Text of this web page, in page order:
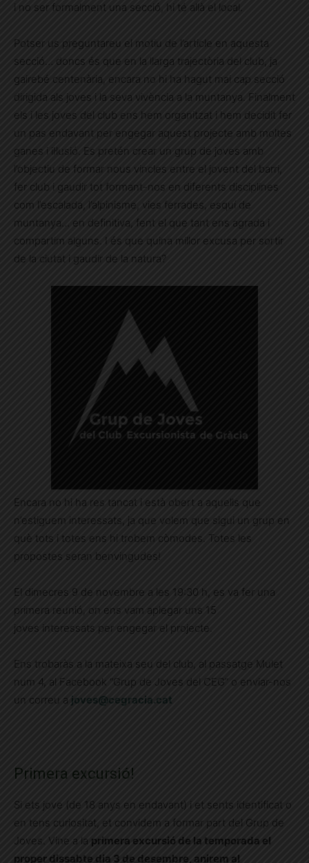
i no ser formalment una secció, hi té allà el local.
Potser us preguntareu el motiu de l’article en aquesta
secció… doncs és que en la llarga trajectòria del club, ja
gairebé centenària, encara no hi ha hagut mai cap secció
dirigida als joves i la seva vivència a la muntanya. Finalment
els i les joves del club ens hem organitzat i hem decidit fer
un pas endavant per engegar aquest projecte amb moltes
ganes i il·lusió. Es pretén crear un grup de joves amb
l’objectiu de formar nous vincles entre el jovent del barri,
fer club i gaudir tot formant-nos en diferents disciplines
com l’escalada, l’alpinisme, vies ferrades, esquí de
muntanya… en definitiva, fent el que tant ens agrada i
compartim alguns. I és que quina millor excusa per sortir
de la ciutat i gaudir de la natura?
Encara no hi ha res tancat i està obert a aquells que
n’estiguem interessats, ja que volem que sigui un grup en
què tots i totes ens hi trobem còmodes. Totes les
propostes seran benvingudes!
El dimecres 9 de novembre a les 19:30 h, es va fer una
primera reunió, on ens vam aplegar uns 15
joves interessats per engegar el projecte.
Ens trobaràs a la mateixa seu del club, al passatge Mulet
num 4, al Facebook “Grup de Joves del CEG” o enviar-nos
un correu a joves@cegracia.cat
Primera excursió!
Si ets jove (de 18 anys en endavant) i et sents identificat o
en tens curiositat, et convidem a formar part del Grup de
Joves. Vine a la primera excursió de la temporada el
proper dissabte dia 3 de desembre, anirem al